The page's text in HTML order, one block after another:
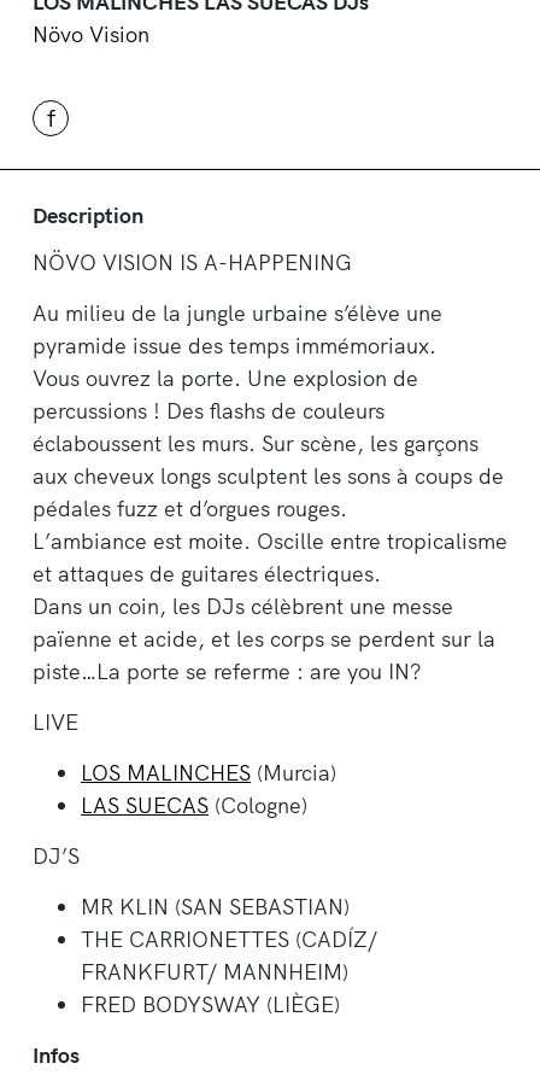
Növo Vision
f
Description
NÖVO VISION IS A-HAPPENING
Au milieu de la jungle urbaine s’élève une
pyramide issue des temps immémoriaux.
Vous ouvrez la porte. Une explosion de
percussions ! Des flashs de couleurs
éclaboussent les murs. Sur scène, les garçons
aux cheveux longs sculptent les sons à coups de
pédales fuzz et d’orgues rouges.
L’ambiance est moite. Oscille entre tropicalisme
et attaques de guitares électriques.
Dans un coin, les DJs célèbrent une messe
païenne et acide, et les corps se perdent sur la
piste…La porte se referme : are you IN?
LIVE
LOS MALINCHES (Murcia)
LAS SUECAS (Cologne)
DJ’S
MR KLIN (SAN SEBASTIAN)
THE CARRIONETTES (CADÍZ/
FRANKFURT/ MANNHEIM)
FRED BODYSWAY (LIÈGE)
Infos